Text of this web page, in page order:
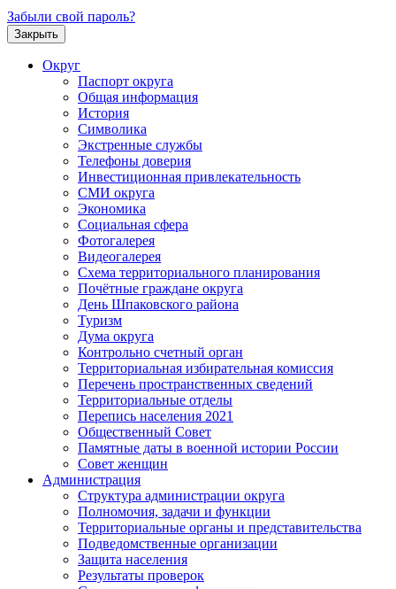
Забыли свой пароль?
Закрыть
Округ
Паспорт округа
Общая информация
История
Символика
Экстренные службы
Телефоны доверия
Инвестиционная привлекательность
СМИ округа
Экономика
Социальная сфера
Фотогалерея
Видеогалерея
Схема территориального планирования
Почётные граждане округа
День Шпаковского района
Туризм
Дума округа
Контрольно счетный орган
Территориальная избирательная комиссия
Перечень пространственных сведений
Территориальные отделы
Перепись населения 2021
Общественный Совет
Памятные даты в военной истории России
Совет женщин
Администрация
Структура администрации округа
Полномочия, задачи и функции
Территориальные органы и представительства
Подведомственные организации
Защита населения
Результаты проверок